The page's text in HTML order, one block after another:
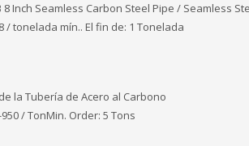
8 Inch Seamless Carbon Steel Pipe / Seamless
/ tonelada mín.. El fin de: 1 Tonelada
la Tubería de Acero al Carbono
/ TonMin. Order: 5 Tons